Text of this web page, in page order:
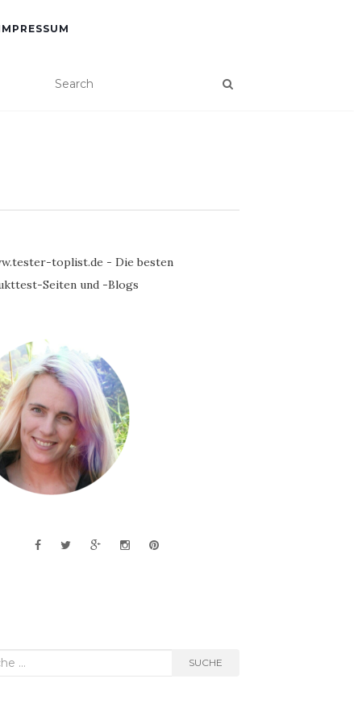
SUCHE